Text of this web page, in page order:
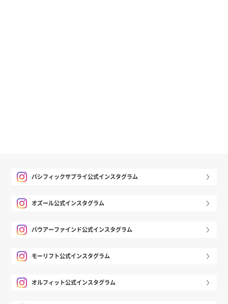
パシフィックサプライ公式インスタグラム
オズール公式インスタグラム
バウアーファインド公式インスタグラム
モーリフト公式インスタグラム
オルフィット公式インスタグラム